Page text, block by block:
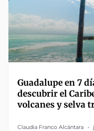
Guadalupe en 7
descubrir el
volcanes y selva
Claudia Franco Alcántara